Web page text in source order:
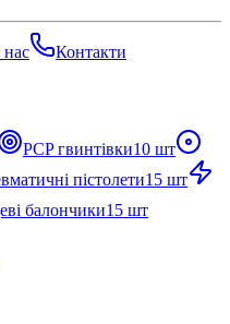
Контакти
PCP гвинтівки10 шт
пістолети15 шт
балончики15 шт